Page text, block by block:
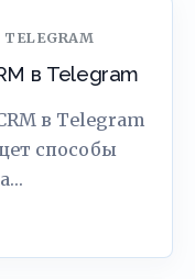
в Telegram
в Telegram
способы